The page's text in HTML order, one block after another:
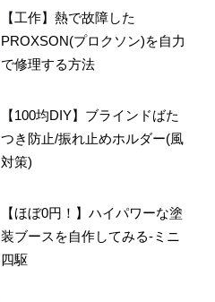
【工作】熱で故障した
PROXSON(プロクソン)を自力
で修理する方法
【100均DIY】ブラインドばた
つき防止/振れ止めホルダー(風
対策)
【ほぼ0円！】ハイパワーな塗
装ブースを自作してみる-ミニ
四駆